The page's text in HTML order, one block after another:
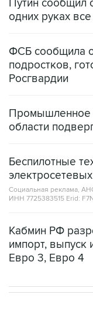
Путин сообщил
одних руках
ФСБ сообщила
подростков,
Росгвардии
Промышленное
области
Беспилотные
Социальная реклама,
ИНН 7725383515 Erid:
Кабмин РФ
импорт,
Евро 3, Евро 4